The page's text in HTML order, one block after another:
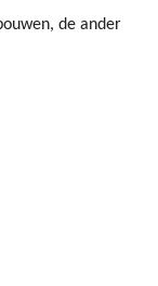
de ander